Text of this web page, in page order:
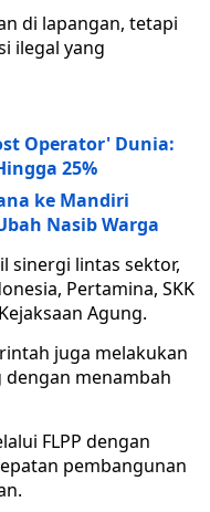
di lapangan, tetapi
ilegal yang
Operator' Dunia:
25%
ke Mandiri
Nasib Warga
sinergi lintas sektor,
Pertamina, SKK
Agung.
juga melakukan
dengan menambah
FLPP dengan
pembangunan